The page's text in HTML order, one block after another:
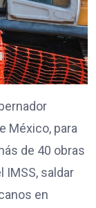
México, para
de 40 obras
IMSS, saldar
en